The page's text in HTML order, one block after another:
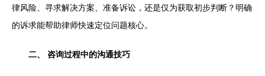
律风险、寻求解决方案、准备诉讼，还是仅为获取初步判断？明确
的诉求能帮助律师快速定位问题核心。
二、 咨询过程中的沟通技巧